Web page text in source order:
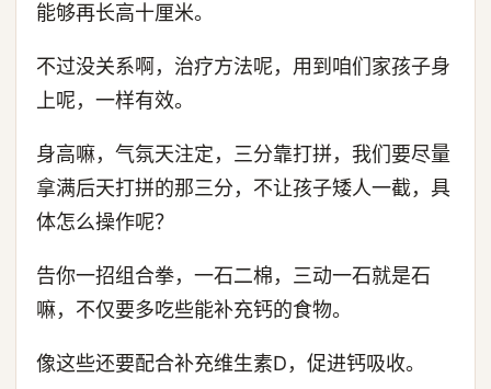
能够再长高十厘米。
不过没关系啊，治疗方法呢，用到咱们家孩子身
上呢，一样有效。
身高嘛，气氛天注定，三分靠打拼，我们要尽量
拿满后天打拼的那三分，不让孩子矮人一截，具
体怎么操作呢？
告你一招组合拳，一石二棉，三动一石就是石
嘛，不仅要多吃些能补充钙的食物。
像这些还要配合补充维生素D，促进钙吸收。